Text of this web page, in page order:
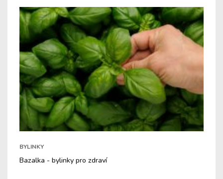
BYLINKY
Bazalka - bylinky pro zdraví